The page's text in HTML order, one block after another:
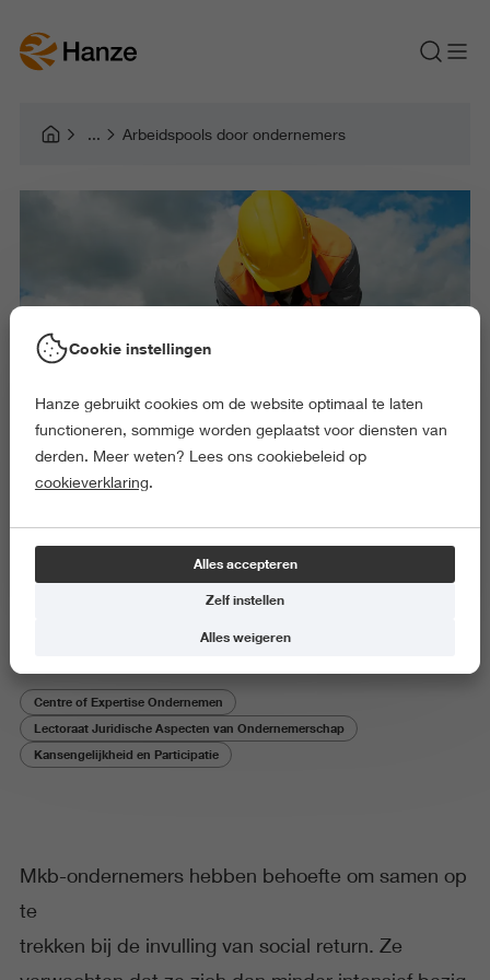
Arbeidspools door ondernemers
Arbeidspools door ondernemers
Onderzoeksproject
Centre of Expertise Ondernemen
Lectoraat Juridische Aspecten van Ondernemerschap
Kansengelijkheid en Participatie
Mkb-ondernemers hebben behoefte om samen op
te
trekken bij de invulling van social return. Ze
Cookie instellingen
Hanze gebruikt cookies om de website optimaal te laten
functioneren, sommige worden geplaatst voor diensten van
derden. Meer weten? Lees ons cookiebeleid op
cookieverklaring.
Alles accepteren
Zelf instellen
Alles weigeren